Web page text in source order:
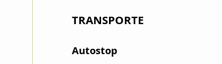
TRANSPORTE
Autostop